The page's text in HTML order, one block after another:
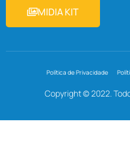
MIDIA KIT
Política de Privacidade
Copyright © 2022.